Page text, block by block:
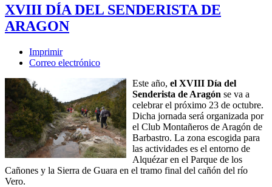
XVIII DÍA DEL SENDERISTA DE
ARAGON
Imprimir
Correo electrónico
Este año, el XVIII Día del
Senderista de Aragón se va a
celebrar el próximo 23 de octubre.
Dicha jornada será organizada por
el Club Montañeros de Aragón de
Barbastro. La zona escogida para
las actividades es el entorno de
Alquézar en el Parque de los
Cañones y la Sierra de Guara en el tramo final del cañón del río
Vero.